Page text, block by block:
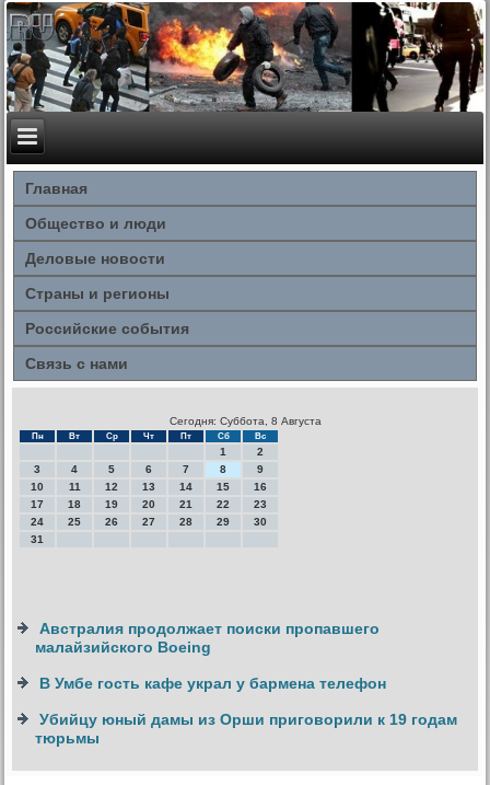
Главная
Общество и люди
Деловые новости
Страны и регионы
Российские события
Связь с нами
Сегодня: Суббота, 8 Августа
Пн Вт Ср Чт Пт Сб Вс
1
2
3
4 5 6 7 8
9
10
11 12 13 14 15
16
17
18 19 20 21 22
23
24
25 26 27 28 29
30
31
Австралия продолжает поиски пропавшего
малайзийского Boeing
В Умбе гость кафе украл у бармена телефон
Убийцу юный дамы из Орши приговорили к 19 годам
тюрьмы